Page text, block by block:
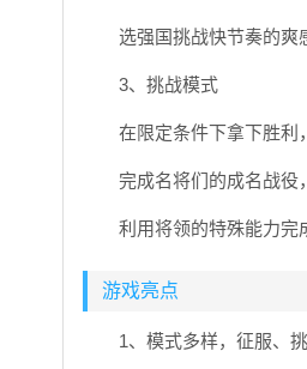
选强国挑战快节奏的爽
3、挑战模式
在限定条件下拿下胜利
完成名将们的成名战役
利用将领的特殊能力完
游戏亮点
1、模式多样，征服、